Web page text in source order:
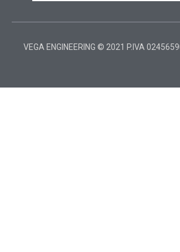
VEGA ENGINEERING © 2021 P.IVA